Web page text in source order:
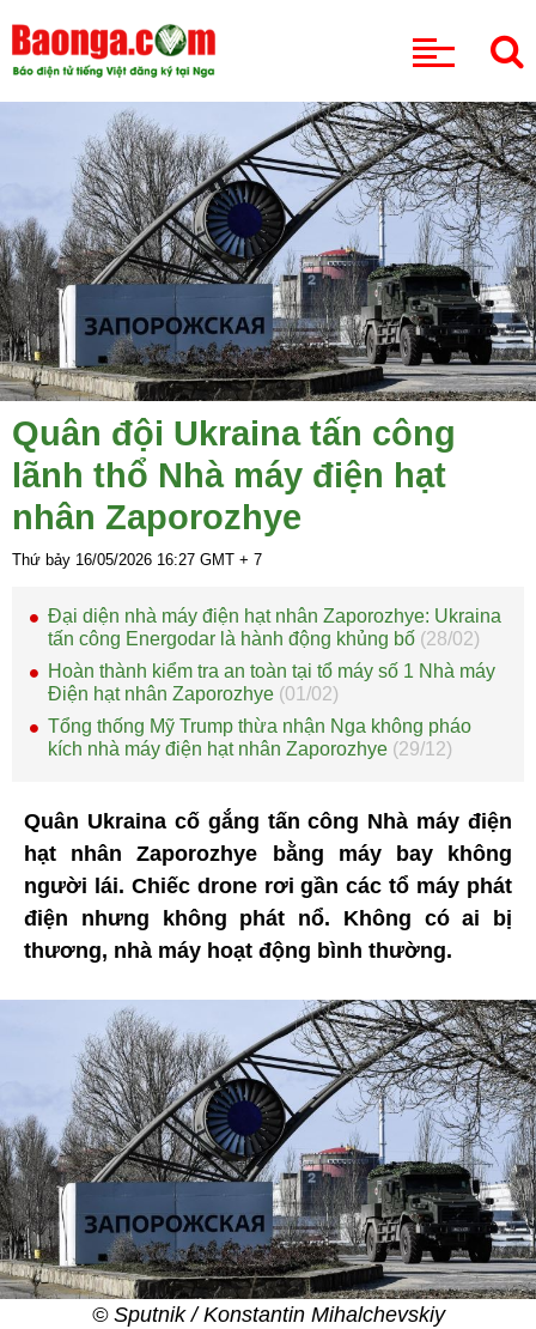
Quân đội Ukraina tấn công
lãnh thổ Nhà máy điện hạt
nhân Zaporozhye
Thứ bảy 16/05/2026 16:27 GMT + 7
Đại diện nhà máy điện hạt nhân Zaporozhye: Ukraina
tấn công Energodar là hành động khủng bố (28/02)
Hoàn thành kiểm tra an toàn tại tổ máy số 1 Nhà máy
Điện hạt nhân Zaporozhye (01/02)
Tổng thống Mỹ Trump thừa nhận Nga không pháo
kích nhà máy điện hạt nhân Zaporozhye (29/12)
Quân Ukraina cố gắng tấn công Nhà máy điện
hạt nhân Zaporozhye bằng máy bay không
người lái. Chiếc drone rơi gần các tổ máy phát
điện nhưng không phát nổ. Không có ai bị
thương, nhà máy hoạt động bình thường.
© Sputnik / Konstantin Mihalchevskiy